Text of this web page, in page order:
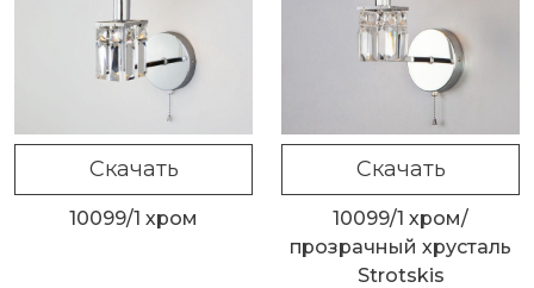
Скачать
10099/1 хром
Скачать
10099/1 хром/
прозрачный хрусталь
Strotskis